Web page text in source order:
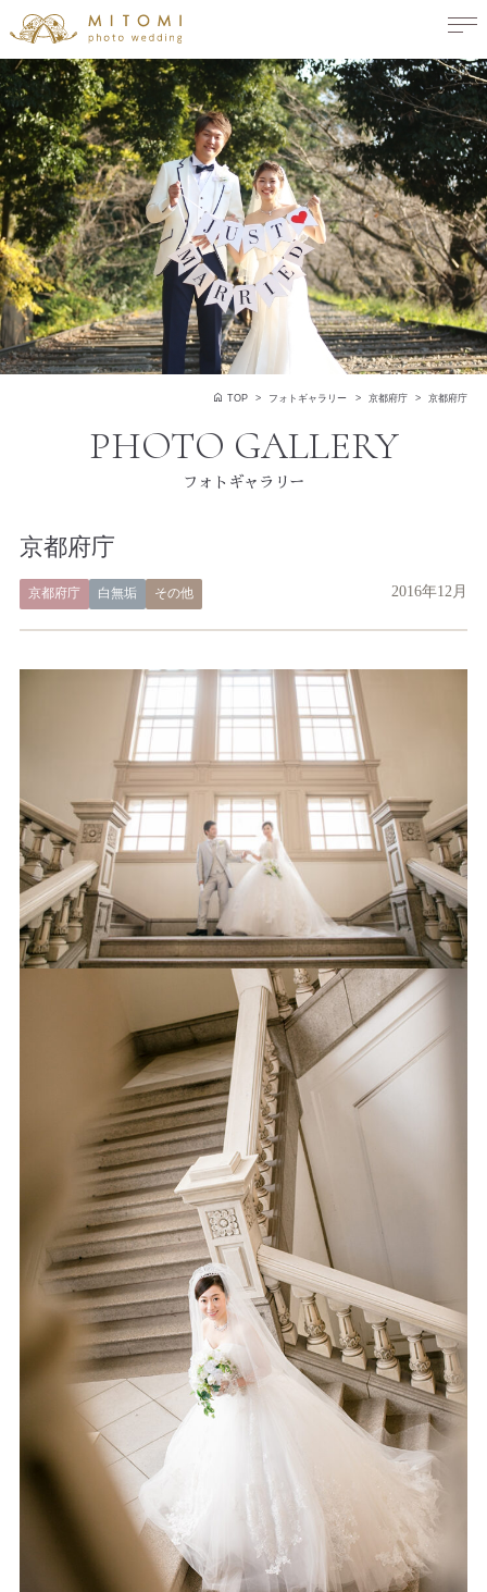
TOP フォトギャラリー 京都府庁 京都府庁
フォトギャラリー
京都府庁
京都府庁 白無垢 その他 2016年12月